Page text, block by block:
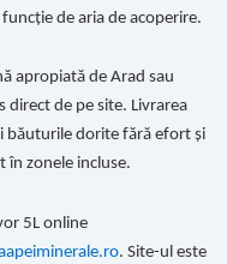
de aria de acoperire.
apropiată de Arad sau
direct de pe site. Livrarea
băuturile dorite fără efort și
zonele incluse.
5L online
. Site-ul este